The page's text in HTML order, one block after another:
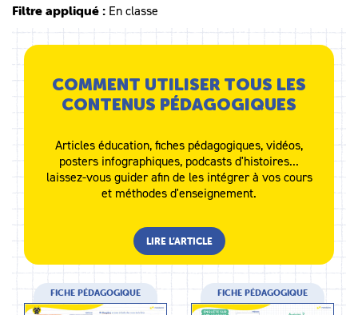
Filtre appliqué : En classe
COMMENT UTILISER TOUS LES
CONTENUS PÉDAGOGIQUES
Articles éducation, fiches pédagogiques, vidéos,
posters infographiques, podcasts d'histoires...
laissez-vous guider afin de les intégrer à vos cours
et méthodes d'enseignement.
LIRE L’ARTICLE
FICHE PÉDAGOGIQUE FICHE PÉDAGOGIQUE